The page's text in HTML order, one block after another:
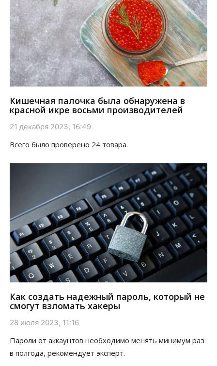
Кишечная палочка была обнаружена в
красной икре восьми производителей
21 декабря 2023, 16:49
Всего было проверено 24 товара.
Как создать надежный пароль, который не
смогут взломать хакеры
28 июля 2023, 11:16
Пароли от аккаунтов необходимо менять минимум раз
в полгода, рекомендует эксперт.